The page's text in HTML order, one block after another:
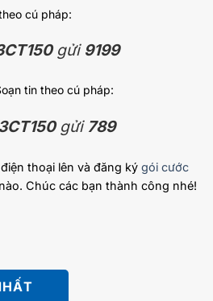
cú pháp:
gửi 9199
tin theo cú pháp:
gửi 789
thoại lên và đăng ký gói cước
Chúc các bạn thành công nhé!